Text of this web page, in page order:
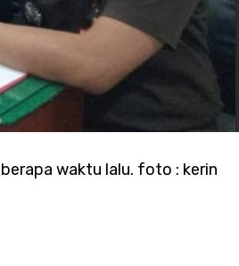
waktu lalu. foto : kerin